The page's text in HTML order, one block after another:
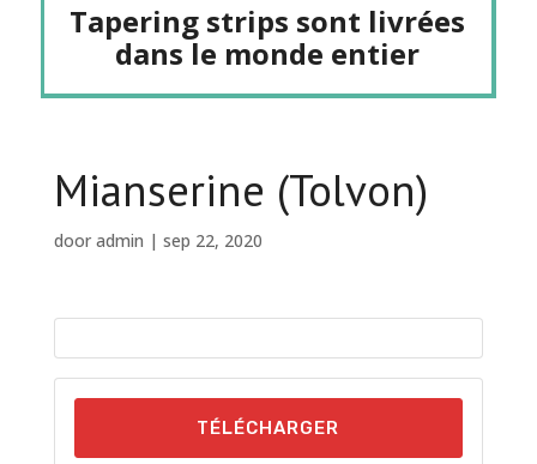
Tapering strips sont livrées
dans le monde entier
Mianserine (Tolvon)
door admin | sep 22, 2020
TÉLÉCHARGER